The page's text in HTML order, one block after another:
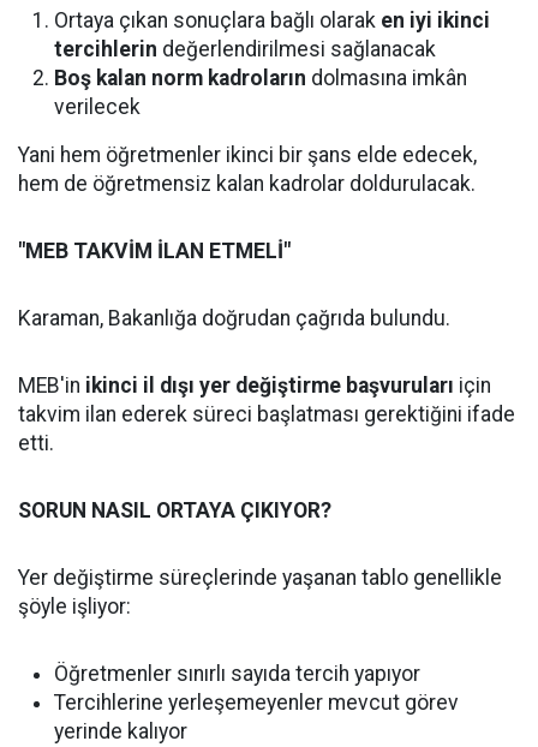
Ortaya çıkan sonuçlara bağlı olarak en iyi ikinci
tercihlerin değerlendirilmesi sağlanacak
Boş kalan norm kadroların dolmasına imkân
verilecek
Yani hem öğretmenler ikinci bir şans elde edecek,
hem de öğretmensiz kalan kadrolar doldurulacak.
"MEB TAKVİM İLAN ETMELİ"
Karaman, Bakanlığa doğrudan çağrıda bulundu.
MEB'in ikinci il dışı yer değiştirme başvuruları için
takvim ilan ederek süreci başlatması gerektiğini ifade
etti.
SORUN NASIL ORTAYA ÇIKIYOR?
Yer değiştirme süreçlerinde yaşanan tablo genellikle
şöyle işliyor:
Öğretmenler sınırlı sayıda tercih yapıyor
Tercihlerine yerleşemeyenler mevcut görev
yerinde kalıyor